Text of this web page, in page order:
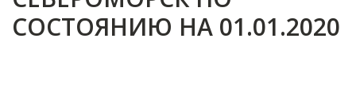
СОСТОЯНИЮ НА 01.01.2020